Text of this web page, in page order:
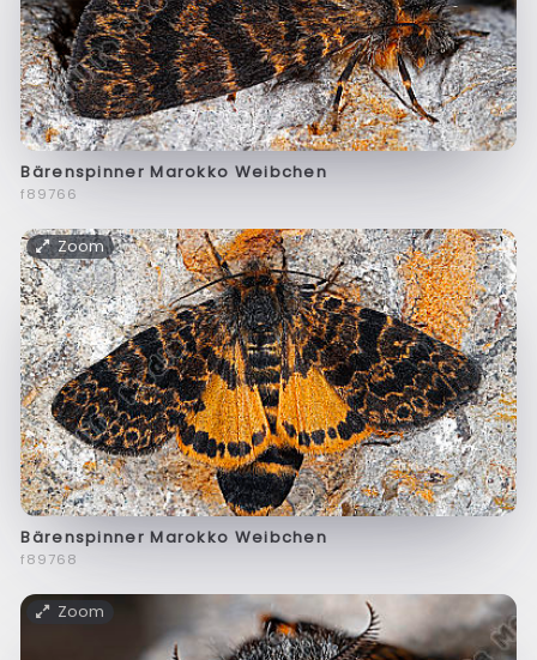
Bärenspinner Marokko Weibchen
f89766
Zoom
Bärenspinner Marokko Weibchen
f89768
Zoom